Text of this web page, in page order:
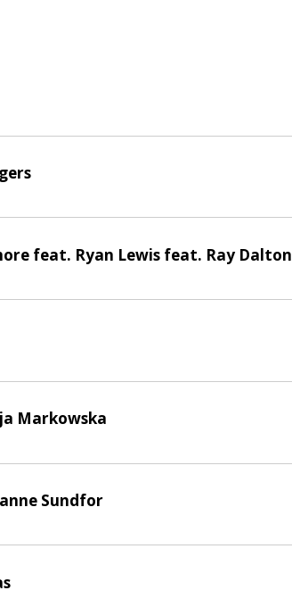
feat. Ryan Lewis feat. Ray Dalton
Markowska
Sundfor